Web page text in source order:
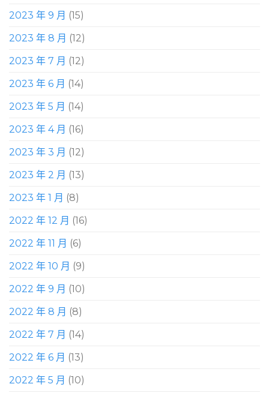
2023 年 9 月 (15)
2023 年 8 月 (12)
2023 年 7 月 (12)
2023 年 6 月 (14)
2023 年 5 月 (14)
2023 年 4 月 (16)
2023 年 3 月 (12)
2023 年 2 月 (13)
2023 年 1 月 (8)
2022 年 12 月 (16)
2022 年 11 月 (6)
2022 年 10 月 (9)
2022 年 9 月 (10)
2022 年 8 月 (8)
2022 年 7 月 (14)
2022 年 6 月 (13)
2022 年 5 月 (10)